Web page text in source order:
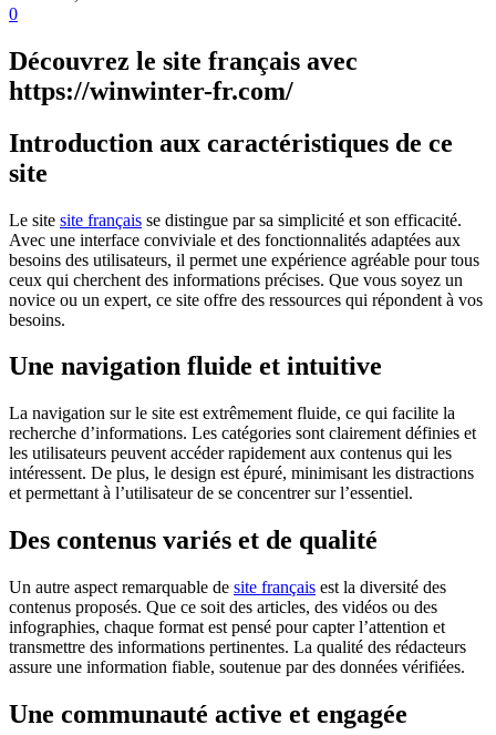
0
Découvrez le site français avec
https://winwinter-fr.com/
Introduction aux caractéristiques de ce
site
Le site site français se distingue par sa simplicité et son efficacité.
Avec une interface conviviale et des fonctionnalités adaptées aux
besoins des utilisateurs, il permet une expérience agréable pour tous
ceux qui cherchent des informations précises. Que vous soyez un
novice ou un expert, ce site offre des ressources qui répondent à vos
besoins.
Une navigation fluide et intuitive
La navigation sur le site est extrêmement fluide, ce qui facilite la
recherche d’informations. Les catégories sont clairement définies et
les utilisateurs peuvent accéder rapidement aux contenus qui les
intéressent. De plus, le design est épuré, minimisant les distractions
et permettant à l’utilisateur de se concentrer sur l’essentiel.
Des contenus variés et de qualité
Un autre aspect remarquable de site français est la diversité des
contenus proposés. Que ce soit des articles, des vidéos ou des
infographies, chaque format est pensé pour capter l’attention et
transmettre des informations pertinentes. La qualité des rédacteurs
assure une information fiable, soutenue par des données vérifiées.
Une communauté active et engagée